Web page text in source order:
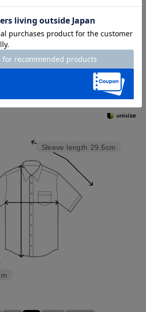
お店で試着する
る 店頭在庫を見る
size
on
Sleeve length 29.5cm